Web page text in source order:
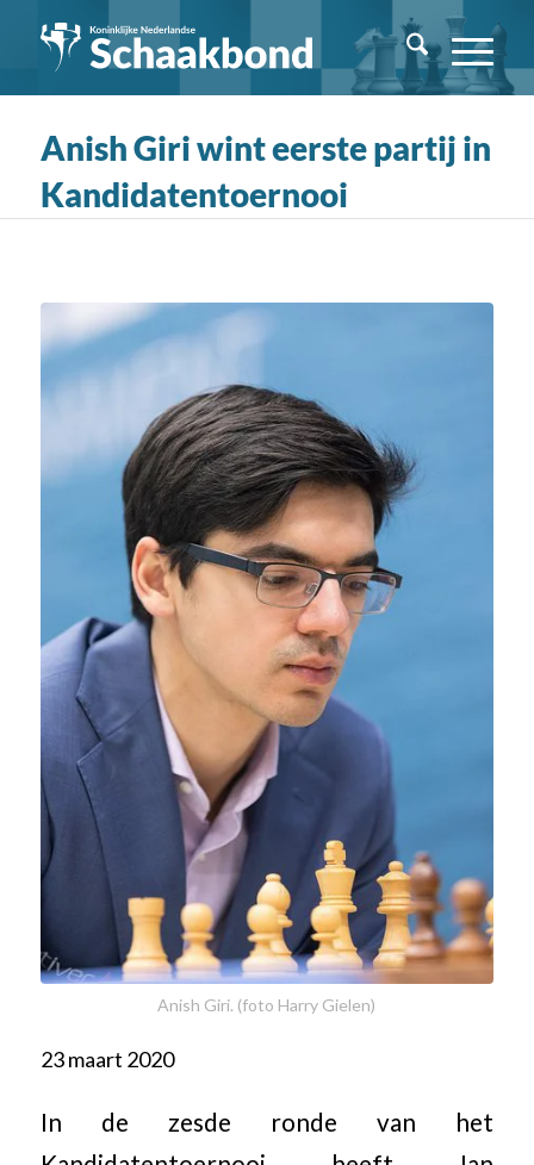
Anish Giri wint eerste partij in
Kandidatentoernooi
Anish Giri. (foto Harry Gielen)
23 maart 2020
In de zesde ronde van het